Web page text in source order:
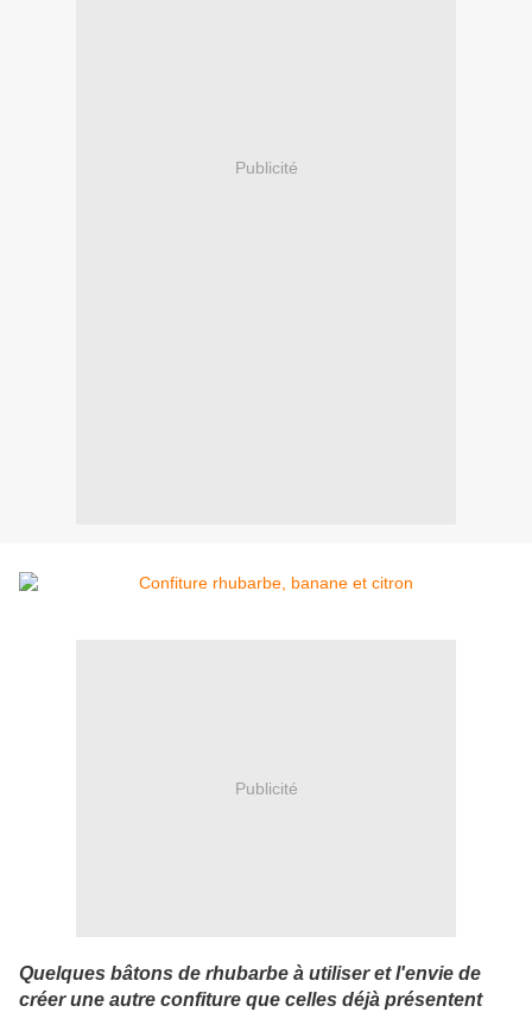
Publicité
Publicité
Quelques bâtons de rhubarbe à utiliser et l'envie de
créer une autre confiture que celles déjà présentent